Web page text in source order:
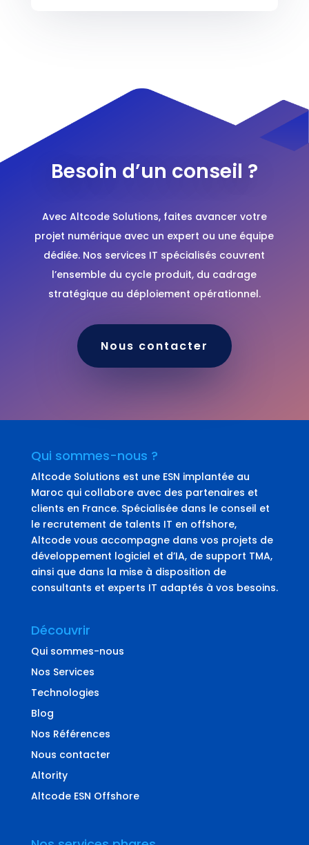
Besoin d’un conseil ?
Avec Altcode Solutions, faites avancer votre
projet numérique avec un expert ou une équipe
dédiée. Nos services IT spécialisés couvrent
l’ensemble du cycle produit, du cadrage
stratégique au déploiement opérationnel.
Nous contacter
Qui sommes-nous ?
Altcode Solutions est une ESN implantée au
Maroc qui collabore avec des partenaires et
clients en France. Spécialisée dans le conseil et
le recrutement de talents IT en offshore,
Altcode vous accompagne dans vos projets de
développement logiciel et d’IA, de support TMA,
ainsi que dans la mise à disposition de
consultants et experts IT adaptés à vos besoins.
Découvrir
Qui sommes-nous
Nos Services
Technologies
Blog
Nos Références
Nous contacter
Altority
Altcode ESN Offshore